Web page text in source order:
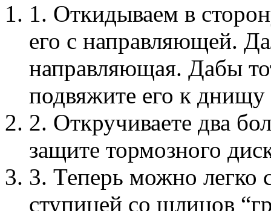
1. Откидываем в
его с направляющей.
направляющая. Дабы
подвяжите его к днищу
2. Откручиваете два
защите тормозного
3. Теперь можно легко
ступицей со шлицов